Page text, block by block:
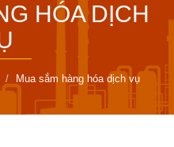
HÓA DỊCH
Mua sắm hàng hóa dịch vụ